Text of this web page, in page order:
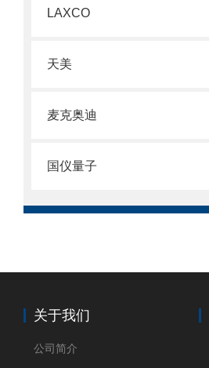
LAXCO
天美
麦克奥迪
国仪量子
关于我们
公司简介